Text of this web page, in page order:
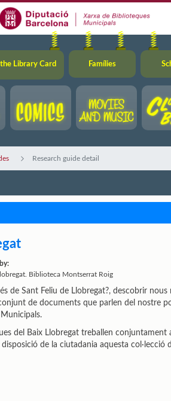
Library Card Famílies
Research guide detail
Biblioteca Montserrat Roig
de Sant Feliu de Llobregat?, descobrir
de documents que parlen del nostre
del Baix Llobregat treballen
de la ciutadania aquesta